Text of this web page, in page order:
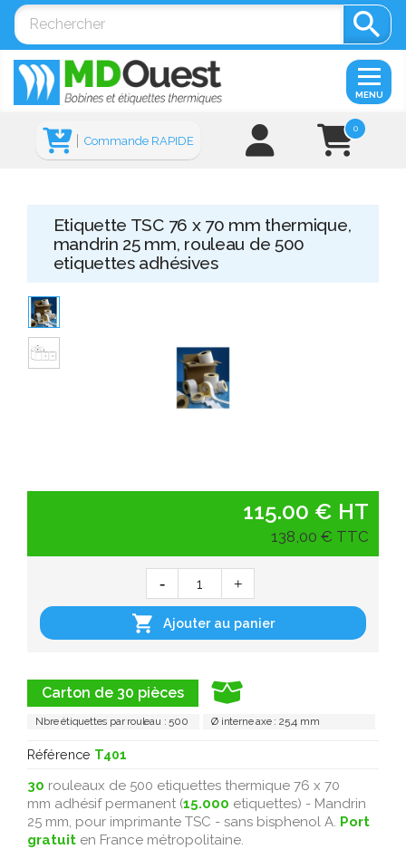

0
Commande RAPIDE
MENU
Etiquette TSC 76 x 70 mm thermique,
mandrin 25 mm, rouleau de 500
etiquettes adhésives
Carton de 30 pièces
Nbre étiquettes par rouleau : 500 Ø interne axe : 25,4 mm
Référence T401
30 rouleaux de 500 etiquettes thermique 76 x 70
mm adhésif permanent (15.000 etiquettes) - Mandrin
25 mm, pour imprimante TSC - sans bisphenol A . Port
gratuit en France métropolitaine .
115.00 € HT
138,00 € TTC
 Ajouter au panier